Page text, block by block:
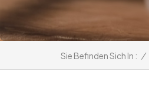
Sie Befinden Sich In : /